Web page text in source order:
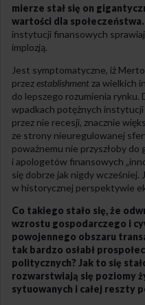
mierze stał się on
wartości dla społeczeństwa.
instytucji finansowych
implozją.
Jest symptomatyczne, iż
przezestablishmentza wielkich
do lepszego rozumienia rynku.
wpadkach potężnych
przez nie recesji, znacznie
ze strony nieuregulowanej
poważnemu nie przyszłoby
i apologetów finansowych
się dobrze jak nigdy
w historycznej perspektywie
Co takiego stało się, że
wzrostu gospodarczego i
powojennego obszaru
tak bardzo osłabł
politycznych? Jak to się
rozwarstwiają się poziomy
sytuowanych i całej reszty